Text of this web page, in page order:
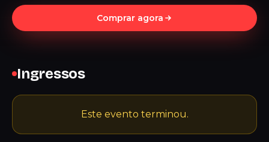
Comprar agora
Ingressos
Este evento terminou.